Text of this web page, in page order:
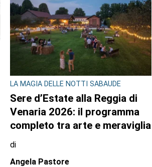
LA MAGIA DELLE NOTTI SABAUDE
Sere d’Estate alla Reggia di
Venaria 2026: il programma
completo tra arte e meraviglia
di
Angela Pastore